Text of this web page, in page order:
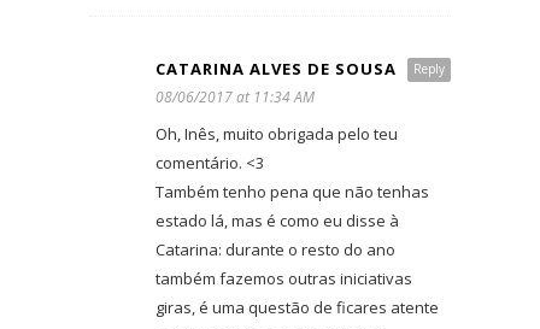
Reply
CATARINA ALVES DE SOUSA
08/06/2017 at 11:34 AM
Oh, Inês, muito obrigada pelo teu
comentário. <3
Também tenho pena que não tenhas
estado lá, mas é como eu disse à
Catarina: durante o resto do ano
também fazemos outras iniciativas
giras, é uma questão de ficares atente